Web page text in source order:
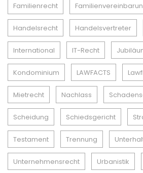
Familienrecht
Handelsrecht Handelsvertreter
International IT-Recht
Kondominium LAWFACTS
Mietrecht Nachlass
Scheidung Schiedsgericht
Testament Trennung
Unternehmensrecht Urbanistik